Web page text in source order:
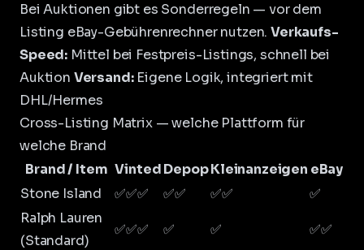
Bei Auktionen gibt es Sonderregeln — vor dem
Listing eBay-Gebührenrechner nutzen.Verkaufs-
Speed: Mittel bei Festpreis-Listings, schnell bei
Auktion Versand:Eigene Logik, integriert mit
DHL/Hermes
Cross-Listing Matrix — welche Plattform für
welche Brand
Brand / Item VintedDepopKleinanzeigen eBay
Stone Island
✅✅✅ ✅✅ ✅✅
✅
Ralph Lauren
(Standard)
✅✅✅ ✅ ✅ ✅✅